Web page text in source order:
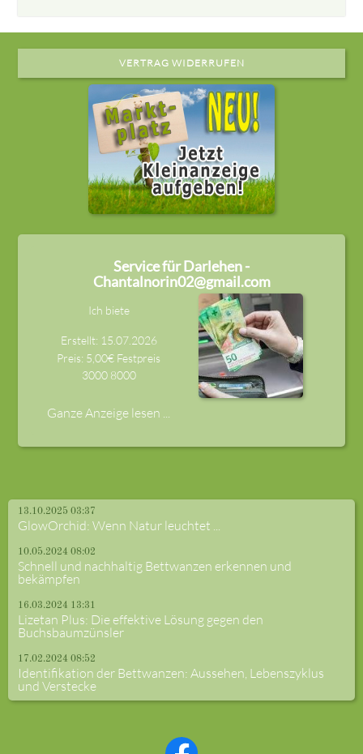
VERTRAG WIDERRUFEN
Service für Darlehen -
Chantalnorin02@gmail.com
Ich biete
Erstellt: 15.07.2026
Preis: 5,00€ Festpreis
3000 8000
Ganze Anzeige lesen ...
13.10.2025 03:37
GlowOrchid: Wenn Natur leuchtet ...
10.05.2024 08:02
Schnell und nachhaltig Bettwanzen erkennen und
bekämpfen
16.03.2024 13:31
Lizetan Plus: Die effektive Lösung gegen den
Buchsbaumzünsler
17.02.2024 08:52
Identifikation der Bettwanzen: Aussehen, Lebenszyklus
und Verstecke